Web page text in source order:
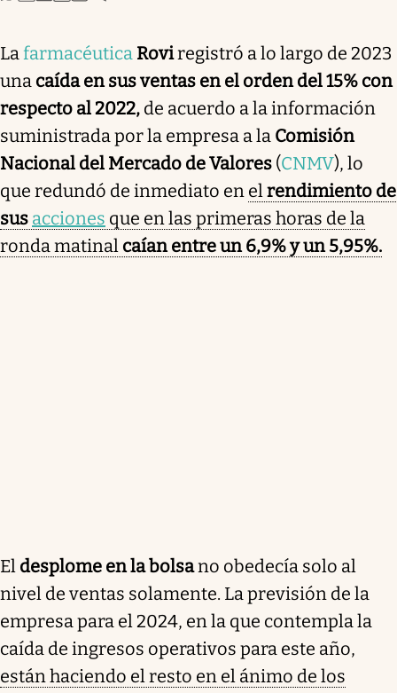
Lafarmacéutica Roviregistró a lo largo de 2023
una caída en sus ventas en el orden del 15% con
respecto al 2022, de acuerdo a la información
suministrada por la empresa a la Comisión
Nacional del Mercado de Valores (CNMV), lo
que redundó de inmediato en elrendimiento de
sus acciones que en las primeras horas de la
ronda matinal caían entre un 6,9% y un 5,95%.
El desplome en la bolsano obedecía solo al
nivel de ventas solamente. La previsión de la
empresa para el 2024, en la que contempla la
caída de ingresos operativos para este año,
están haciendo el resto en el ánimo de los